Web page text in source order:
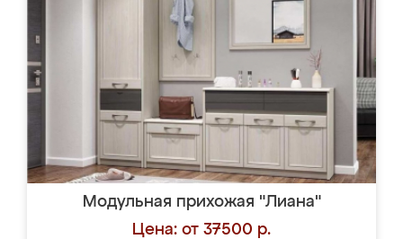
Модульная прихожая "Лиана"
Цена: от 37500 р.